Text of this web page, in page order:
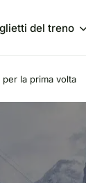
del treno
la prima volta